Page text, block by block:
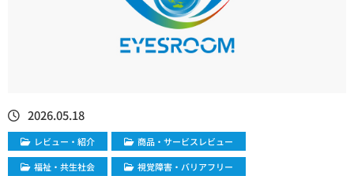
2026.05.18
レビュー・紹介
商品・サービスレビュー
福祉・共生社会
視覚障害・バリアフリー